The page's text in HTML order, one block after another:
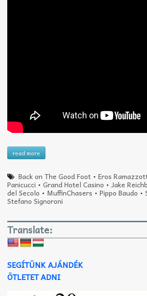
read more
Back on The Good Foot •Eros
Panicucci • Grand Hotel Casino • Jake
del Secolo • MuffinChasers • Pippo Baudo •
Stefano Signoroni
Translate:
SEGÍTÜNK AJÁNDÉK
ÖTLETET ADNI